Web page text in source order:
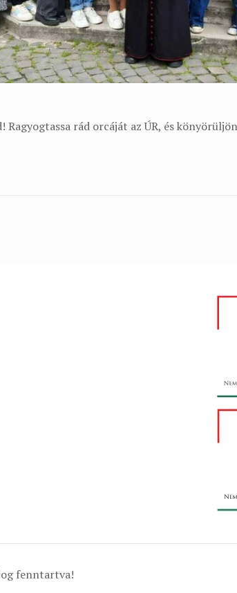
Ragyogtassa rád orcáját az ÚR, és
fenntartva!